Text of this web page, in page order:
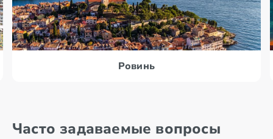
Ровинь
Часто задаваемые вопросы